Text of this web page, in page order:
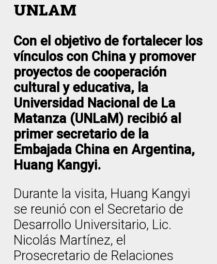
UNLAM
Con el objetivo de fortalecer los
vínculos con China y promover
proyectos de cooperación
cultural y educativa, la
Universidad Nacional de La
Matanza (UNLaM) recibió al
primer secretario de la
Embajada China en Argentina,
Huang Kangyi.
Durante la visita, Huang Kangyi
se reunió con el Secretario de
Desarrollo Universitario, Lic.
Nicolás Martínez, el
Prosecretario de Relaciones